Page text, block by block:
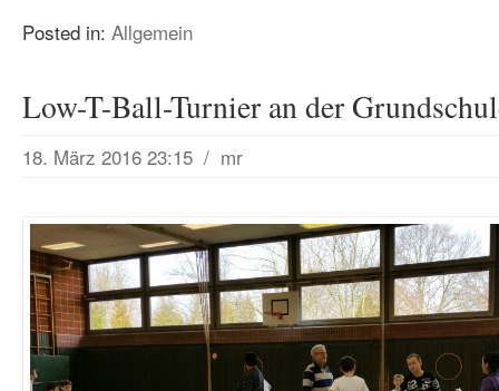
Posted in: Allgemein
Low-T-Ball-Turnier an der
18. März 2016 23:15 / mr